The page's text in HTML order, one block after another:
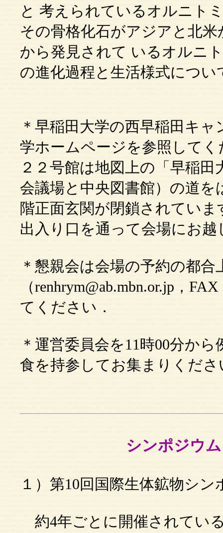
と 考えられているオルニト
その骨格化石がアジアと北
から発見されて いるオルニ
の進化過程と生活様式につい
＊早稲田大学の西早稲田キ
学ホームページを参照してく
２２号館は地図上の「早稲
会議場と中央図書館）の道
階正面玄関が閉鎖されてい
出入り口を通って会場にお
＊懇親会は会場の予約の都
（renhrym@ab.mbn.or.jp，
てください．
＊運営委員会を11時00分か
食を持参してお集まりくださ
シンポジウ
１）第10回国際生体鉱物シン
約4年ごとに開催されてい